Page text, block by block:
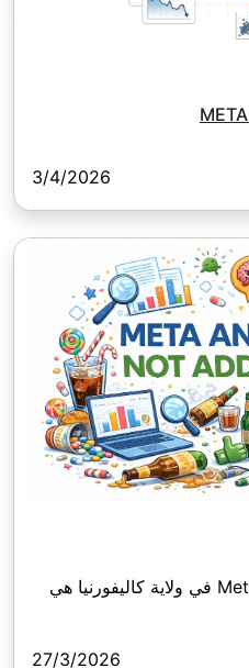
3/4/2026
الدعوى القضائية ضد شركة Meta في ولاية كاليفورنيا هي
27/3/2026